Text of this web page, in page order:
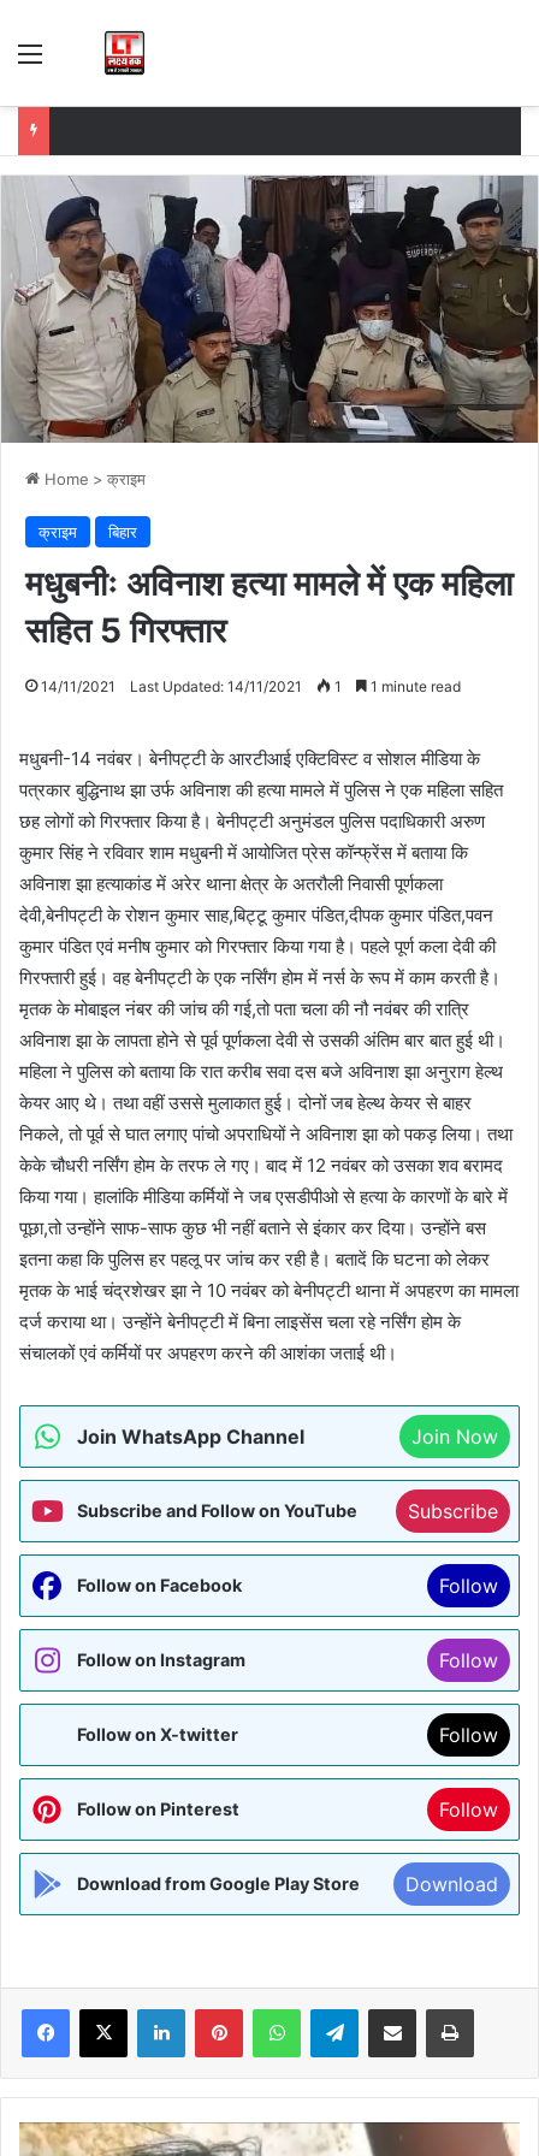
Menu
Home > क्राइम
क्राइम बिहार
मधुबनीः अविनाश हत्या मामले में एक महिला
सहित 5 गिरफ्तार
14/11/2021 Last Updated: 14/11/2021 1 1 minute read
मधुबनी-14 नवंबर। बेनीपट्टी के आरटीआई एक्टिविस्ट व सोशल मीडिया के
पत्रकार बुद्धिनाथ झा उर्फ अविनाश की हत्या मामले में पुलिस ने एक महिला सहित
छह लोगों को गिरफ्तार किया है। बेनीपट्टी अनुमंडल पुलिस पदाधिकारी अरुण
कुमार सिंह ने रविवार शाम मधुबनी में आयोजित प्रेस कॉन्फ्रेंस में बताया कि
अविनाश झा हत्याकांड में अरेर थाना क्षेत्र के अतरौली निवासी पूर्णकला
देवी,बेनीपट्टी के रोशन कुमार साह,बिट्टू कुमार पंडित,दीपक कुमार पंडित,पवन
कुमार पंडित एवं मनीष कुमार को गिरफ्तार किया गया है। पहले पूर्ण कला देवी की
गिरफ्तारी हुई। वह बेनीपट्टी के एक नर्सिंग होम में नर्स के रूप में काम करती है।
मृतक के मोबाइल नंबर की जांच की गई,तो पता चला की नौ नवंबर की रात्रि
अविनाश झा के लापता होने से पूर्व पूर्णकला देवी से उसकी अंतिम बार बात हुई थी।
महिला ने पुलिस को बताया कि रात करीब सवा दस बजे अविनाश झा अनुराग हेल्थ
केयर आए थे। तथा वहीं उससे मुलाकात हुई। दोनों जब हेल्थ केयर से बाहर
निकले, तो पूर्व से घात लगाए पांचो अपराधियों ने अविनाश झा को पकड़ लिया। तथा
केके चौधरी नर्सिंग होम के तरफ ले गए। बाद में 12 नवंबर को उसका शव बरामद
किया गया। हालांकि मीडिया कर्मियों ने जब एसडीपीओ से हत्या के कारणों के बारे में
पूछा,तो उन्होंने साफ-साफ कुछ भी नहीं बताने से इंकार कर दिया। उन्होंने बस
इतना कहा कि पुलिस हर पहलू पर जांच कर रही है। बतादें कि घटना को लेकर
मृतक के भाई चंद्रशेखर झा ने 10 नवंबर को बेनीपट्टी थाना में अपहरण का मामला
दर्ज कराया था। उन्होंने बेनीपट्टी में बिना लाइसेंस चला रहे नर्सिंग होम के
संचालकों एवं कर्मियों पर अपहरण करने की आशंका जताई थी।
Join WhatsApp Channel Join Now
Subscribe and Follow on YouTube Subscribe
Follow on Facebook Follow
Follow on Instagram Follow
Follow on X-twitter Follow
Follow on Pinterest Follow
Download from Google Play Store Download
Facebook
X LinkedInPinterestWhatsAppTelegramShare via Email Print
मधुबनी